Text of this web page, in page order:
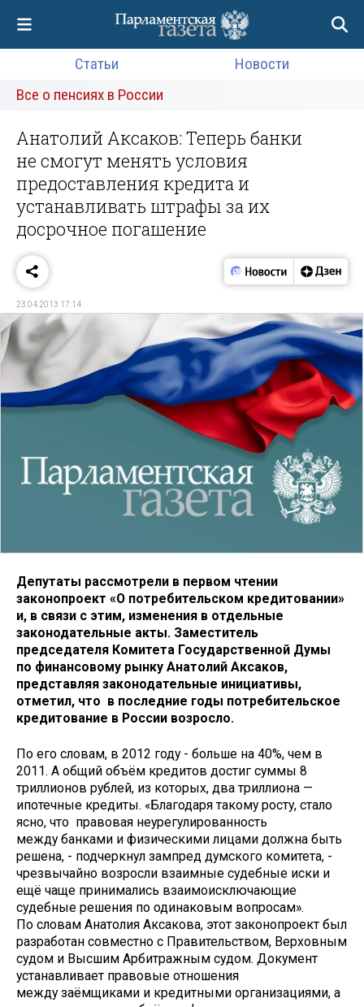
Статьи
Новости
Все о пенсиях в России
Анатолий Аксаков: Теперь банки
не смогут менять условия
предоставления кредита и
устанавливать штрафы за их
досрочное погашение
23.04.2013 17:14
Депутаты рассмотрели в первом чтении
законопроект «О потребительском кредитовании»
и, в связи с этим, изменения в отдельные
законодательные акты. Заместитель
председателя Комитета Государственной Думы
по финансовому рынку Анатолий Аксаков,
представляя законодательные инициативы,
отметил, что в последние годы потребительское
кредитование в России возросло.
По его словам, в 2012 году - больше на 40%, чем в
2011. А общий объём кредитов достиг суммы 8
триллионов рублей, из которых, два триллиона —
ипотечные кредиты. «Благодаря такому росту, стало
ясно, что правовая неурегулированность
между банками и физическими лицами должна быть
решена, - подчеркнул зампред думского комитета, -
чрезвычайно возросли взаимные судебные иски и
ещё чаще принимались взаимоисключающие
судебные решения по одинаковым вопросам».
По словам Анатолия Аксакова, этот законопроект был
разработан совместно с Правительством, Верховным
судом и Высшим Арбитражным судом. Документ
устанавливает правовые отношения
между заёмщиками и кредитными организациями, а